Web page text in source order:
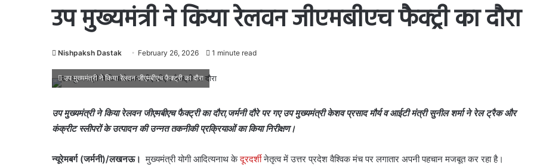
उप मुख्यमंत्री ने किया रेलवन जीएमबीएच फैक्ट्री का दौरा
Nishpaksh Dastak February 26, 2026 1 minute read
उप मुख्यमंत्री ने किया रेलवन जीएमबीएच फैक्ट्री का दौरा
उप मुख्यमंत्री ने किया रेलवन जीएमबीएच फैक्ट्री का दौरा,जर्मनी दौरे पर गए उप मुख्यमंत्री केशव प्रसाद मौर्य व आईटी मंत्री सुनील शर्मा ने रेल ट्रैक और
कंक्रीट स्लीपरों के उत्पादन की उन्नत तकनीकी प्रक्रियाओं का किया निरीक्षण।
न्यूरेमबर्ग (जर्मनी)/लखनऊ। मुख्यमंत्री योगी आदित्यनाथ केदूरदर्शीनेतृत्व में उत्तर प्रदेश वैश्विक मंच पर लगातार अपनी पहचान मजबूत कर रहा है।